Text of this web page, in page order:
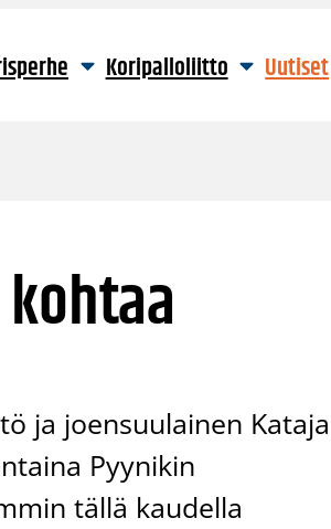
Koripalloliitto Uutiset
ja joensuulainen Kataja
Pyynikin
tällä kaudella